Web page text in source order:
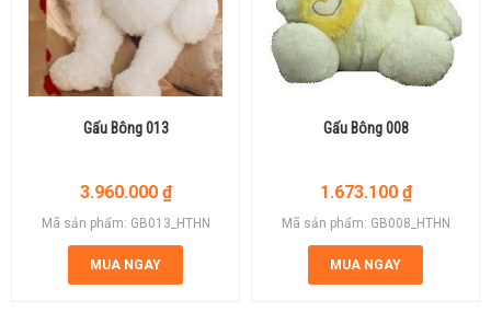
Gấu Bông 013
3.960.000 ₫
Mã sản phẩm: GB013_HTHN
MUA NGAY
Gấu Bông 008
1.673.100 ₫
Mã sản phẩm: GB008_HTHN
MUA NGAY